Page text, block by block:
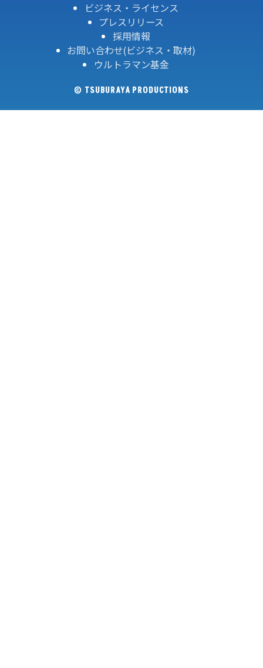
ビジネス・ライセンス
プレスリリース
採用情報
お問い合わせ(ビジネス・取材)
ウルトラマン基金
© TSUBURAYA PRODUCTIONS